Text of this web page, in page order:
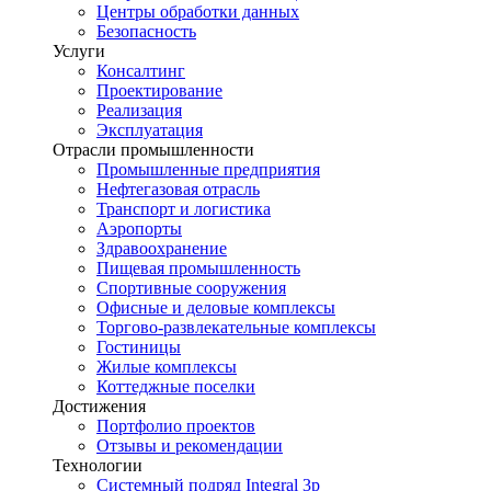
Центры обработки данных
Безопасность
Услуги
Консалтинг
Проектирование
Реализация
Эксплуатация
Отрасли промышленности
Промышленные предприятия
Нефтегазовая отрасль
Транспорт и логистика
Аэропорты
Здравоохранение
Пищевая промышленность
Спортивные сооружения
Офисные и деловые комплексы
Торгово-развлекательные комплексы
Гостиницы
Жилые комплексы
Коттеджные поселки
Достижения
Портфолио проектов
Отзывы и рекомендации
Технологии
Системный подряд Integral 3p